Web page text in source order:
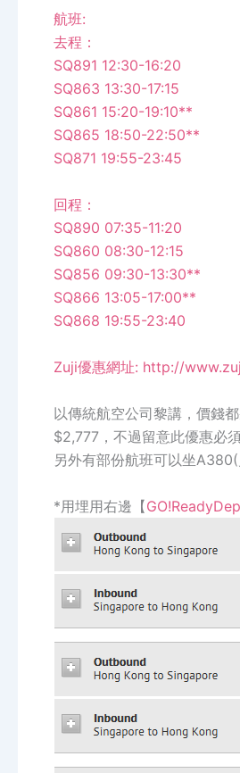
航班:
去程：
SQ891 12:30-16:20
SQ863 13:30-17:15
SQ861 15:20-19:10**
SQ865 18:50-22:50**
SQ871 19:55-23:45
回程：
SQ890 07:35-11:20
SQ860 08:30-12:15
SQ856 09:30-13:30**
SQ866 13:05-17:00**
SQ868 19:55-23:40
Zuji優惠網址: http://
以傳統航空公司黎講，價錢
$2,777，不過留意此優惠必
另外有部份航班可以坐
*用埋用右邊【